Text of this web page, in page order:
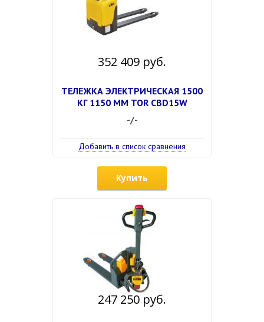
352 409 руб.
ТЕЛЕЖКА ЭЛЕКТРИЧЕСКАЯ 1500
КГ 1150 ММ TOR CBD15W
-/-
Добавить в список сравнения
Купить
247 250 руб.